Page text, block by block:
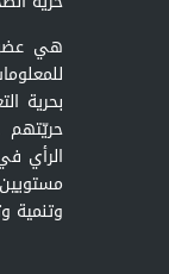
هي عضو
بحرية
الرأي
وتنمية